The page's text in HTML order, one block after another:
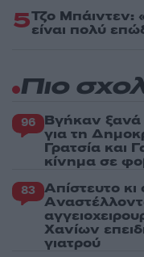
5Τζο Μπάιντεν:
είναι πολύ
Πιο
96 Βγήκαν ξανά
για τη
Γρατσία και
κίνημα σε
83 Απίστευτο
Χανίων
γιατρού